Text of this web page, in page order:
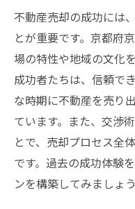
不動産売却の成功には
とが重要です。京都府
場の特性や地域の文化
成功者たちは、信頼で
な時期に不動産を売り
ています。また、交渉
とで、売却プロセス全
です。過去の成功体験
ンを構築してみましょう